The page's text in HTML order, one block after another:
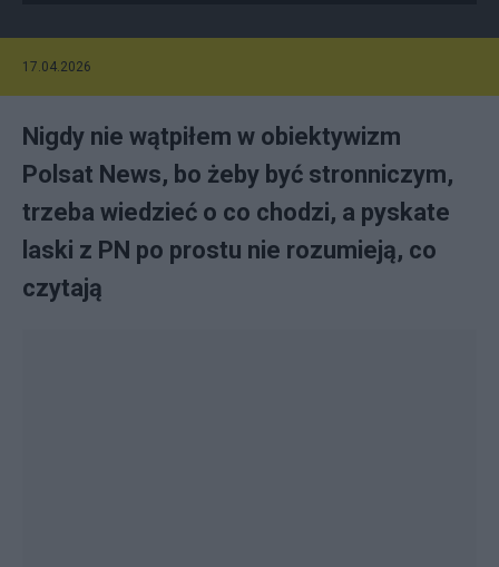
17.04.2026
Nigdy nie wątpiłem w obiektywizm
Polsat News, bo żeby być stronniczym,
trzeba wiedzieć o co chodzi, a pyskate
laski z PN po prostu nie rozumieją, co
czytają